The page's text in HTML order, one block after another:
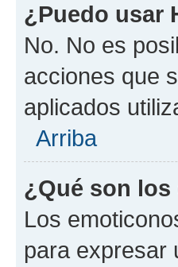
¿Puedo usar
No. No es
acciones que
aplicados
Arriba
¿Qué son
Los
para expresar